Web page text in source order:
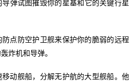
弹试图摧毁你的星基和它的关键行星
点防空护卫舰来保护你的脆弱的远程
炸机和导弹。
动舰船，分解无护航的大型舰船。他